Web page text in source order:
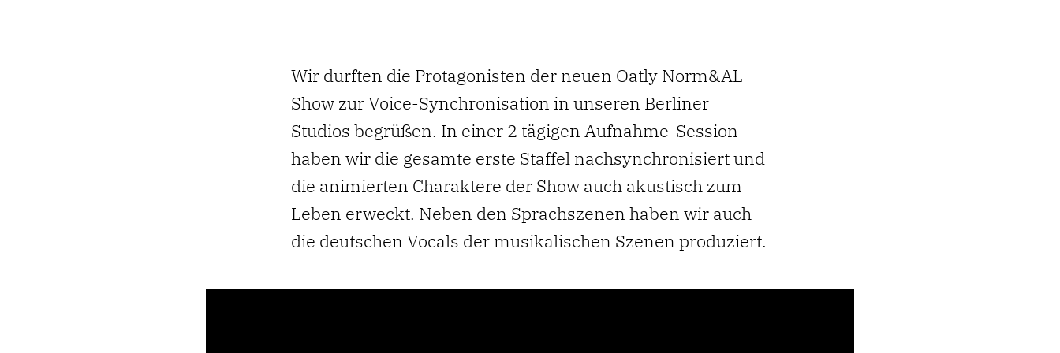
Wir durften die Protagonisten der neuen Oatly Norm&AL
Show zur Voice-Synchronisation in unseren Berliner
Studios begrüßen. In einer 2 tägigen Aufnahme-Session
haben wir die gesamte erste Staffel nachsynchronisiert und
die animierten Charaktere der Show auch akustisch zum
Leben erweckt. Neben den Sprachszenen haben wir auch
die deutschen Vocals der musikalischen Szenen produziert.